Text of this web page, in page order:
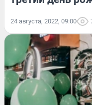
24 августа, 2022, 09:00